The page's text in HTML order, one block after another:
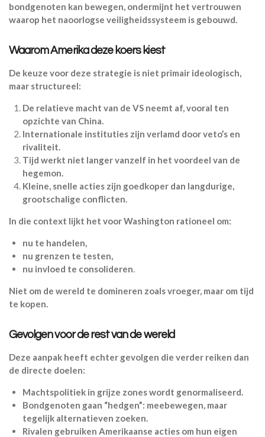
bondgenoten kan bewegen, ondermijnt het vertrouwen
waarop het naoorlogse veiligheidssysteem is gebouwd.
Waarom Amerika deze koers kiest
De keuze voor deze strategie is niet primair ideologisch,
maar structureel:
De relatieve macht van de VS neemt af, vooral ten
opzichte van China.
Internationale instituties zijn verlamd door veto’s en
rivaliteit.
Tijd werkt niet langer vanzelf in het voordeel van de
hegemon.
Kleine, snelle acties zijn goedkoper dan langdurige,
grootschalige conflicten.
In die context lijkt het voor Washington rationeel om:
nu te handelen,
nu grenzen te testen,
nu invloed te consolideren.
Niet om de wereld te domineren zoals vroeger, maar om tijd
te kopen.
Gevolgen voor de rest van de wereld
Deze aanpak heeft echter gevolgen die verder reiken dan
de directe doelen:
Machtspolitiek in grijze zones wordt genormaliseerd.
Bondgenoten gaan “hedgen”: meebewegen, maar
tegelijk alternatieven zoeken.
Rivalen gebruiken Amerikaanse acties om hun eigen